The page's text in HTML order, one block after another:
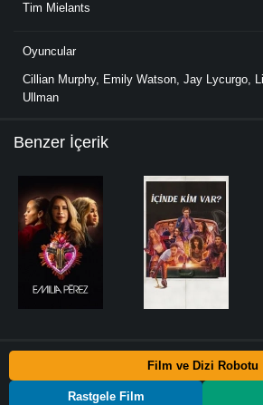
Tim Mielants
Oyuncular
Cillian Murphy, Emily Watson, Jay Lycurgo,
Ullman
Benzer İçerik
Film ve Dizi Robotu
Rastgele Film